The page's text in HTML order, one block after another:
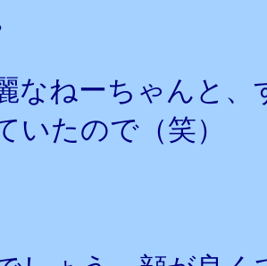
なねーちゃんと
いたので（笑）